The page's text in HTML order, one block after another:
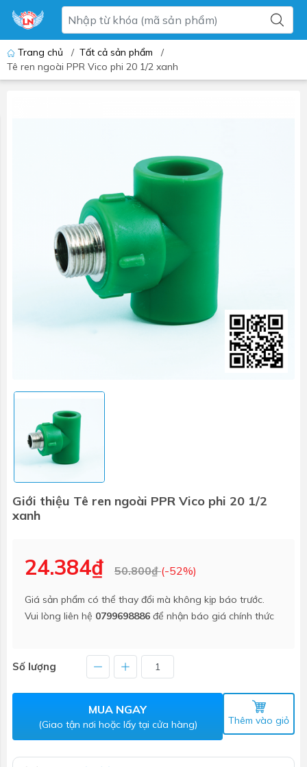
Trang chủ / Tất cả sản phẩm
/
Tê ren ngoài PPR Vico phi 20 1/2 xanh
Giới thiệu Tê ren ngoài PPR Vico phi 20 1/2
xanh
24.384₫ 50.800₫(-52%)
Giá sản phẩm có thể thay đổi mà không kịp báo trước.
Vui lòng liên hệ 0799698886 để nhận báo giá chính thức
Số lượng
MUA NGAY
(Giao tận nơi hoặc lấy tại cửa hàng) Thêm vào giỏ